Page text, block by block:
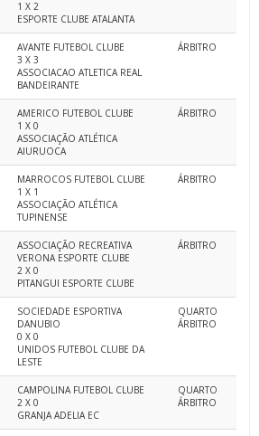
1 X 2
ESPORTE CLUBE ATALANTA
AVANTE FUTEBOL CLUBE
3 X 3
ASSOCIACAO ATLETICA REAL
BANDEIRANTE
ÁRBITRO
AMERICO FUTEBOL CLUBE
1 X 0
ASSOCIAÇÃO ATLÉTICA
AIURUOCA
ÁRBITRO
MARROCOS FUTEBOL CLUBE
1 X 1
ASSOCIAÇÃO ATLÉTICA
TUPINENSE
ÁRBITRO
ASSOCIAÇÃO RECREATIVA
VERONA ESPORTE CLUBE
2 X 0
PITANGUI ESPORTE CLUBE
ÁRBITRO
SOCIEDADE ESPORTIVA
DANUBIO
0 X 0
UNIDOS FUTEBOL CLUBE DA
LESTE
QUARTO
ÁRBITRO
CAMPOLINA FUTEBOL CLUBE
2 X 0
GRANJA ADELIA EC
QUARTO
ÁRBITRO